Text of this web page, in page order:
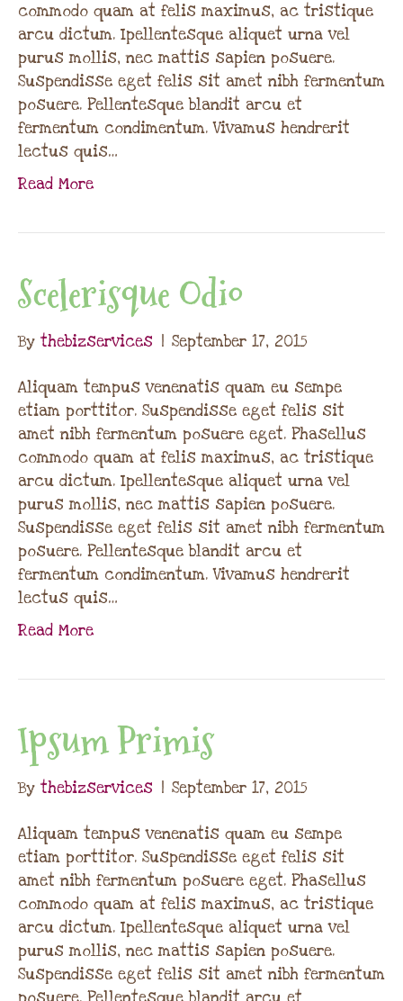
commodo quam at felis maximus, ac tristique
arcu dictum. Ipellentesque aliquet urna vel
purus mollis, nec mattis sapien posuere.
Suspendisse eget felis sit amet nibh fermentum
posuere. Pellentesque blandit arcu et
fermentum condimentum. Vivamus hendrerit
lectus quis…
Read More
Scelerisque Odio
By thebizservices | September 17, 2015
Aliquam tempus venenatis quam eu sempe
etiam porttitor. Suspendisse eget felis sit
amet nibh fermentum posuere eget. Phasellus
commodo quam at felis maximus, ac tristique
arcu dictum. Ipellentesque aliquet urna vel
purus mollis, nec mattis sapien posuere.
Suspendisse eget felis sit amet nibh fermentum
posuere. Pellentesque blandit arcu et
fermentum condimentum. Vivamus hendrerit
lectus quis…
Read More
Ipsum Primis
By thebizservices | September 17, 2015
Aliquam tempus venenatis quam eu sempe
etiam porttitor. Suspendisse eget felis sit
amet nibh fermentum posuere eget. Phasellus
commodo quam at felis maximus, ac tristique
arcu dictum. Ipellentesque aliquet urna vel
purus mollis, nec mattis sapien posuere.
Suspendisse eget felis sit amet nibh fermentum